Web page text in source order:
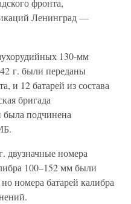
фронта,
Ленинград —
130-мм
г. были переданы
и 12 батарей из состава
бригада
была подчинена
двузначные номера
100–152 мм были
номера батарей калибра